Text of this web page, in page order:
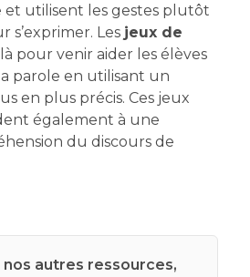
utilisent les gestes plutôt
s’exprimer. Les jeux de
pour venir aider les élèves
parole en utilisant un
en plus précis. Ces jeux
également à une
du discours de
autres ressources,